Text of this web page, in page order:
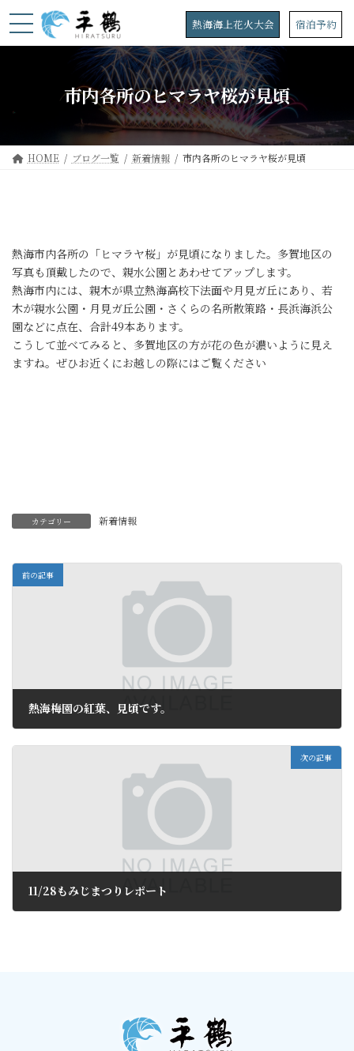
ン
プ
ビ
動
熱海海上花火大会 宿泊予約
市内各所のヒマラヤ桜が見頃
HOME ブログ一覧 新着情報 市内各所のヒマラヤ桜が見頃
熱海市内各所の「ヒマラヤ桜」が見頃になりました。多賀地区の
写真も頂戴したので、親水公園とあわせてアップします。
熱海市内には、親木が県立熱海高校下法面や月見ガ丘にあり、若
木が親水公園・月見ガ丘公園・さくらの名所散策路・長浜海浜公
園などに点在、合計49本あります。
こうして並べてみると、多賀地区の方が花の色が濃いように見え
ますね。ぜひお近くにお越しの際にはご覧ください
カテゴリー 新着情報
前の記事
熱海梅園の紅葉、見頃です。
次の記事
11/28もみじまつりレポート